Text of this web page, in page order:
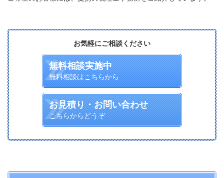
お気軽にご相談ください
無料相談実施中
無料相談はこちらから
お見積り・お問い合わせ
こちらからどうぞ